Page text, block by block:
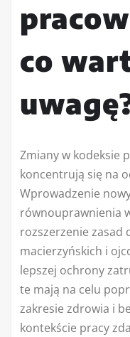
co
Zmiany w kodeksie
koncentrują się na
Wprowadzenie
równouprawnienia
rozszerzenie zasad
macierzyńskich i
lepszej ochrony
te mają na celu
zakresie zdrowia i
kontekście pracy